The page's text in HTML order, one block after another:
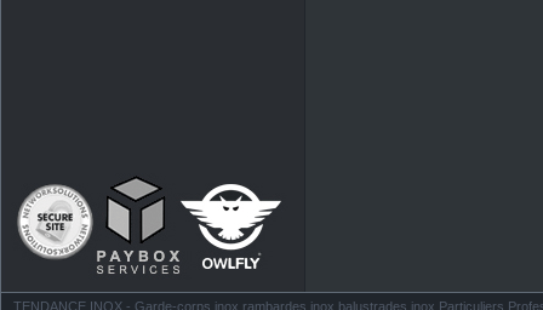
TENDANCE INOX - Garde-corps inox rambardes inox balustrades inox Particuliers